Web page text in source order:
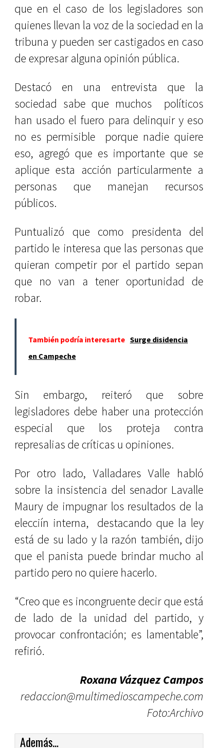
que en el caso de los legisladores son
quienes llevan la voz de la sociedad en la
tribuna y pueden ser castigados en caso
de expresar alguna opinión pública.
Destacó en una entrevista que la
sociedad sabe que muchos políticos
han usado el fuero para delinquir y eso
no es permisible porque nadie quiere
eso, agregó que es importante que se
aplique esta acción particularmente a
personas que manejan recursos
públicos.
Puntualizó que como presidenta del
partido le interesa que las personas que
quieran competir por el partido sepan
que no van a tener oportunidad de
robar.
También podría interesarte Surge disidencia
en Campeche
Sin embargo, reiteró que sobre
legisladores debe haber una protección
especial que los proteja contra
represalias de críticas u opiniones.
Por otro lado, Valladares Valle habló
sobre la insistencia del senador Lavalle
Maury de impugnar los resultados de la
elecciín interna, destacando que la ley
está de su lado y la razón también, dijo
que el panista puede brindar mucho al
partido pero no quiere hacerlo.
“Creo que es incongruente decir que está
de lado de la unidad del partido, y
provocar confrontación; es lamentable”,
refirió.
Roxana Vázquez Campos
redaccion@multimedioscampeche.com
Foto:Archivo
Además...